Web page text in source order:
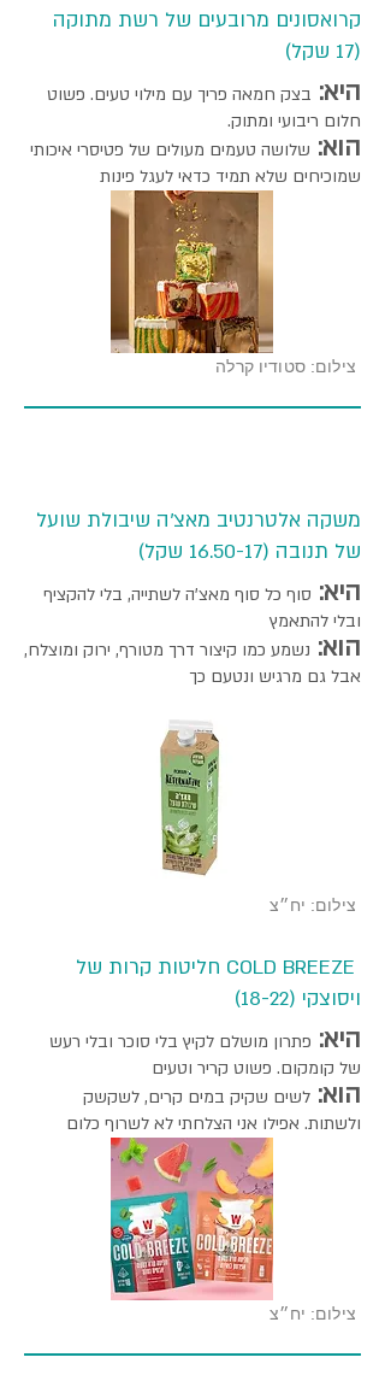
קרואסונים מרובעים של רשת מתוקה
(17 שקל)
היא: בצק חמאה פריך עם מילוי טעים. פשוט
חלום ריבועי ומתוק.
הוא: שלושה טעמים מעולים של פטיסרי איכותי
שמוכיחים שלא תמיד כדאי לעגל פינות
צילום: סטודיו קרלה
משקה אלטרנטיב מאצ'ה שיבולת שועל
של תנובה (16.50-17 שקל)
היא: סוף כל סוף מאצ'ה לשתייה, בלי להקציף
ובלי להתאמץ
הוא: נשמע כמו קיצור דרך מטורף, ירוק ומוצלח,
אבל גם מרגיש ונטעם כך
צילום: יח״צ
COLD BREEZE חליטות קרות של
ויסוצקי (18-22)
היא: פתרון מושלם לקיץ בלי סוכר ובלי רעש
של קומקום. פשוט קריר וטעים
הוא: לשים שקיק במים קרים, לשקשק
ולשתות. אפילו אני הצלחתי לא לשרוף כלום
צילום: יח״צ